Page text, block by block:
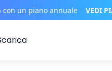
con un piano annuale VEDI